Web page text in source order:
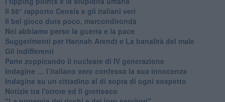
​Il 58° rapporto Censis e gli italiani veri
​Il bel gioco dura poco, marcondirondà
Noi abbiamo perso la guerra e la pace
Suggerimenti per Hannah Arendt e La banalità del male
​Gli indifferenti
Parte zoppicando il nucleare di IV generazione
​Indagine … l’italiano vero confessa la sua innocenza
Indagine su un cittadino al di sopra di ogni sospetto
Notizie tra l'orrore ed il grottesco